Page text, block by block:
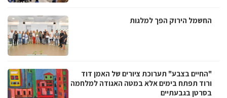
החשמל הירוק הפך למלגות
"החיים בצבע" תערוכת ציורים של האמן דוד
ורוד תפתח בימים אלא במטה האגודה למלחמה
בסרטן בגבעתיים